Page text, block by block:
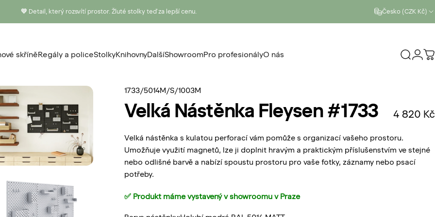
💛 Detail, který rozsvítí prostor. Žluté stolky teď za lepší cenu. Česko (CZK Kč)
skříněRegály a policeStolkyKnihovnyDalšíShowroomPro profesionályO nás
1733/5014M/S/1003M
Velká Nástěnka Fleysen#1733 4 820 Kč
Velká nástěnka s kulatou perforací vám pomůže s organizací vašeho prostoru.
Umožňuje využití magnetů, lze ji doplnit hravým a praktickým příslušenstvím ve stejné
nebo odlišné barvě a nabízí spoustu prostoru pro vaše fotky, záznamy nebo psací
potřeby.
✅ Produkt máme vystavený vshowroomu v Praze